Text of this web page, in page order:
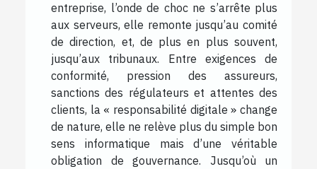
entreprise, l’onde de choc ne s’arrête plus
aux serveurs, elle remonte jusqu’au comité
de direction, et, de plus en plus souvent,
jusqu’aux tribunaux. Entre exigences de
conformité, pression des assureurs,
sanctions des régulateurs et attentes des
clients, la « responsabilité digitale » change
de nature, elle ne relève plus du simple bon
sens informatique mais d’une véritable
obligation de gouvernance. Jusqu’où un